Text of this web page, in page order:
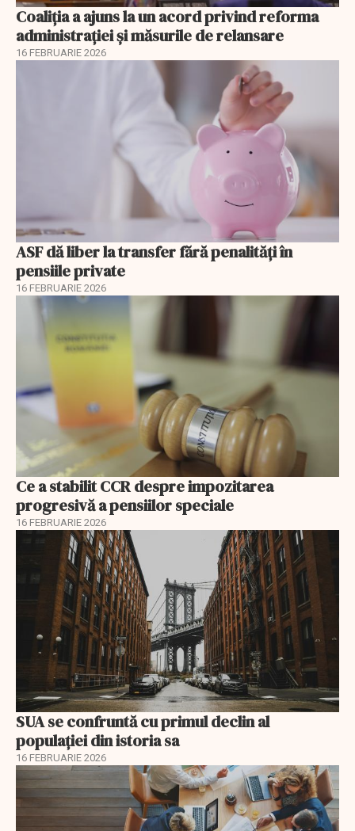
Coaliția a ajuns la un acord privind reforma
administrației și măsurile de relansare
16 FEBRUARIE 2026
ASF dă liber la transfer fără penalități în
pensiile private
16 FEBRUARIE 2026
Ce a stabilit CCR despre impozitarea
progresivă a pensiilor speciale
16 FEBRUARIE 2026
SUA se confruntă cu primul declin al
populației din istoria sa
16 FEBRUARIE 2026